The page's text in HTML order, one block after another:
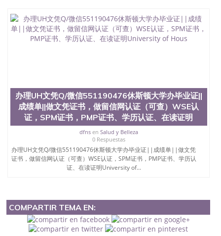
办理UH文凭Q/微信551190476休斯顿大学办毕业证||
成绩单||做文凭证书，做留信网认证（可查）WSE认
证，SPM证书，PMP证书、学历认证、在读证明
dfnsen Salud y Belleza
0 Respuestas
办理UH文凭Q/微信551190476休斯顿大学办毕业证||成绩单||做文凭
证书，做留信网认证（可查）WSE认证，SPM证书，PMP证书、学历认
证、在读证明University of...
COMPARTIR TEMA EN: